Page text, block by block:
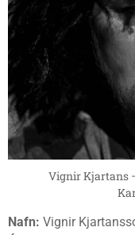
Vignir Kjartans
Nafn: Vignir